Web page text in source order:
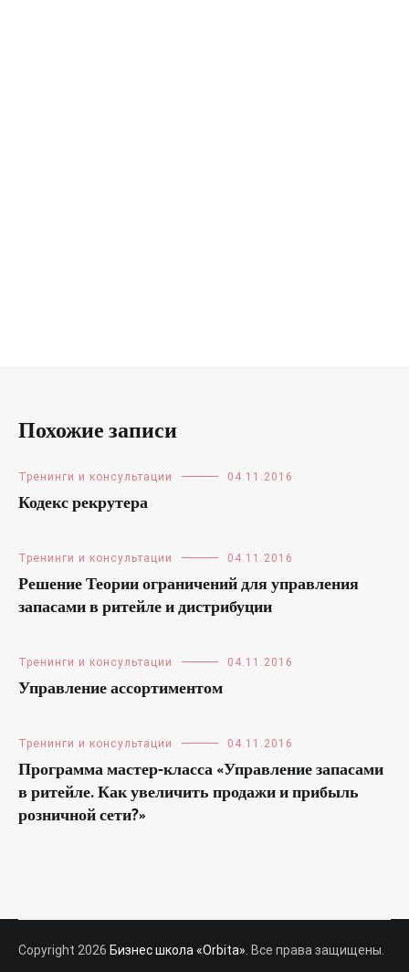
Похожие записи
Тренинги и консультации 04.11.2016
Кодекс рекрутера
Тренинги и консультации 04.11.2016
Решение Теории ограничений для управления
запасами в ритейле и дистрибуции
Тренинги и консультации 04.11.2016
Управление ассортиментом
Тренинги и консультации 04.11.2016
Программа мастер-класса «Управление запасами
в ритейле. Как увеличить продажи и прибыль
розничной сети?»
Copyright 2026 Бизнес школа «Orbita» . Все права защищены.